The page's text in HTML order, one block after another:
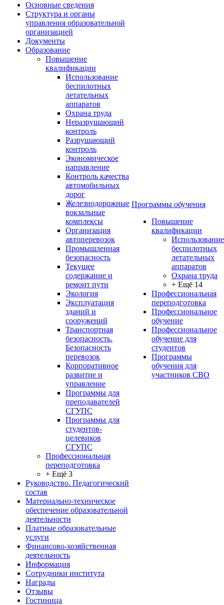
Основные сведения
Структура и органы
управления образовательной
организацией
Документы
Образование
Повышение
квалификации
Использование
беспилотных
летательных
аппаратов
Охрана труда
Неразрушающий
контроль
Разрушающий
контроль
Экономическое
направление
Контроль качества
автомобильных
дорог
Железнодорожные
вокзальные
комплексы
Организация
автоперевозок
Промышленная
безопасность
Текущее
содержание и
ремонт пути
Экология
Эксплуатация
зданий и
сооружений
Транспортная
безопасность.
Безопасность
перевозок
Корпоративное
развитие и
управление
Программы для
преподавателей
СГУПС
Программы для
студентов-
целевиков
СГУПС
Профессиональная
переподготовка
+ Ещё 3
Руководство. Педагогический
состав
Материально-техническое
обеспечение образовательной
деятельности
Платные образовательные
услуги
Финансово-хозяйственная
деятельность
Информация
Сотрудники института
Награды
Отзывы
Гостиница
Программы обучения
Повышение
квалификации
Использование
беспилотных
летательных
аппаратов
Охрана труда
+ Ещё 14
Профессиональная
переподготовка
Профессиональное
обучение
Профессиональное
обучение для
студентов
Программы
обучения для
участников СВО